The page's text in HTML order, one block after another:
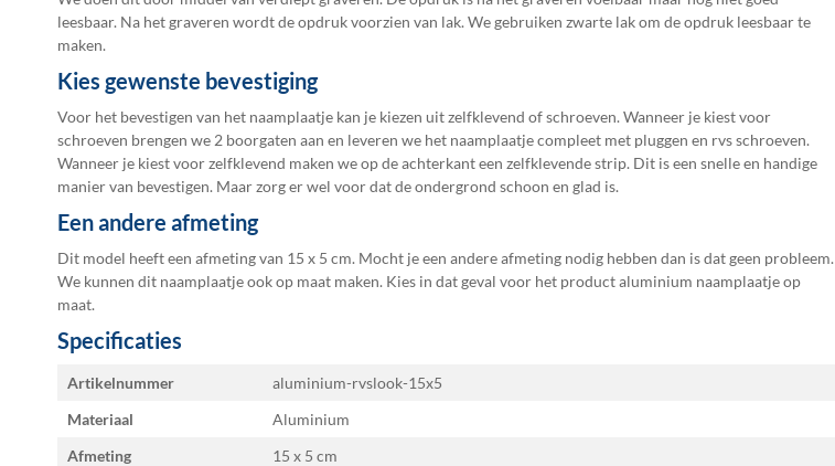
leesbaar. Na het graveren wordt de opdruk voorzien van lak. We gebruiken zwarte lak om de opdruk leesbaar te
maken.
Kies gewenste bevestiging
Voor het bevestigen van het naamplaatje kan je kiezen uit zelfklevend of schroeven. Wanneer je kiest voor
schroeven brengen we 2 boorgaten aan en leveren we het naamplaatje compleet met pluggen en rvs schroeven.
Wanneer je kiest voor zelfklevend maken we op de achterkant een zelfklevende strip. Dit is een snelle en handige
manier van bevestigen. Maar zorg er wel voor dat de ondergrond schoon en glad is.
Een andere afmeting
Dit model heeft een afmeting van 15 x 5 cm. Mocht je een andere afmeting nodig hebben dan is dat geen probleem.
We kunnen dit naamplaatje ook op maat maken. Kies in dat geval voor het product aluminium naamplaatje op
maat.
Specificaties
Specificaties
Artikelnummer
aluminium-rvslook-15x5
Materiaal
Aluminium
Afmeting
15 x 5